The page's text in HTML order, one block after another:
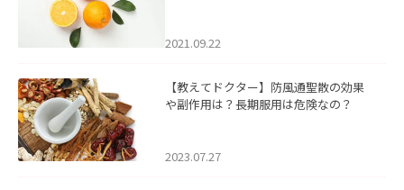
2021.09.22
【教えてドクター】防風通聖散の効果
や副作用は？長期服用は危険なの？
2023.07.27